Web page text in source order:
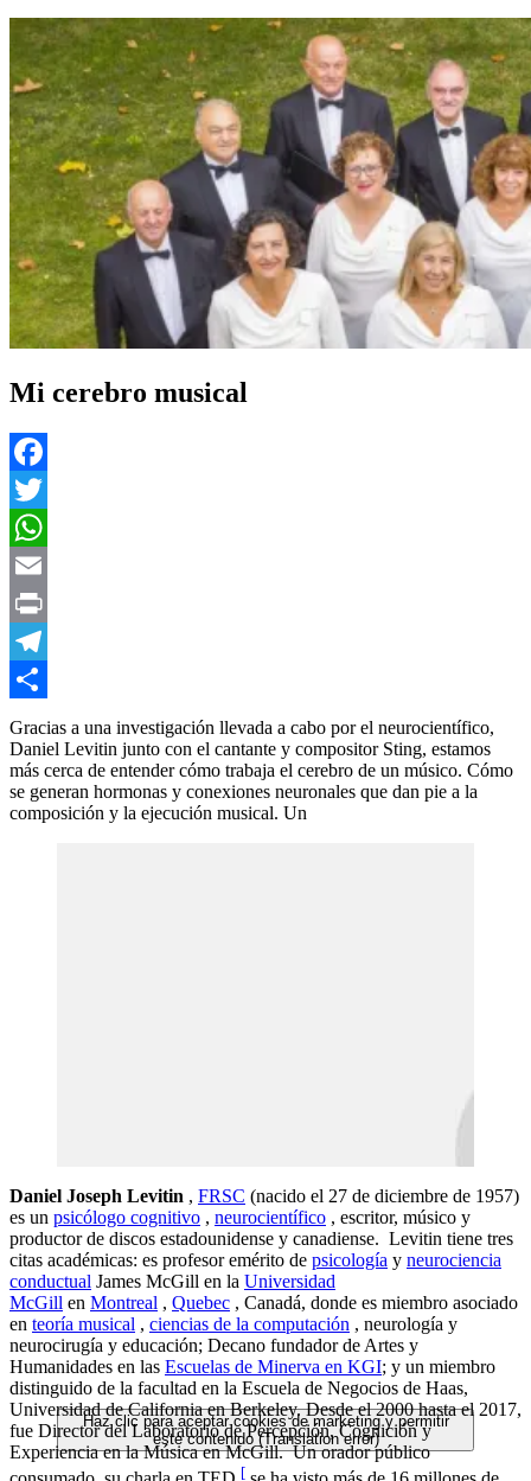
Mi cerebro musical
Facebook
Twitter
WhatsApp
Email
Print
Telegram
Compartir
Gracias a una investigación llevada a cabo por el neurocientífico,
Daniel Levitin junto con el cantante y compositor Sting, estamos
más cerca de entender cómo trabaja el cerebro de un músico. Cómo
se generan hormonas y conexiones neuronales que dan pie a la
composición y la ejecución musical. Un
Haz clic para aceptar cookies de marketing y permitir
este contenido (Translation error)
Daniel Joseph Levitin , FRSC (nacido el 27 de diciembre de 1957)
es un psicólogo cognitivo , neurocientífico , escritor, músico y
productor de discos estadounidense y canadiense. Levitin tiene tres
citas académicas: es profesor emérito de psicología y neurociencia
conductual James McGill en la Universidad
McGill en Montreal , Quebec , Canadá, donde es miembro asociado
en teoría musical , ciencias de la computación , neurología y
neurocirugía y educación; Decano fundador de Artes y
Humanidades en las Escuelas de Minerva en KGI; y un miembro
distinguido de la facultad en la Escuela de Negocios de Haas,
Universidad de California en Berkeley. Desde el 2000 hasta el 2017,
fue Director del Laboratorio de Percepción, Cognición y
Experiencia en la Música en McGill. Un orador público
[